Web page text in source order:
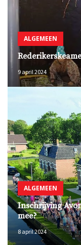
ALGEMEEN
9 april 2024
ALGEMEEN
Inschrijving
mee?
8 april 2024